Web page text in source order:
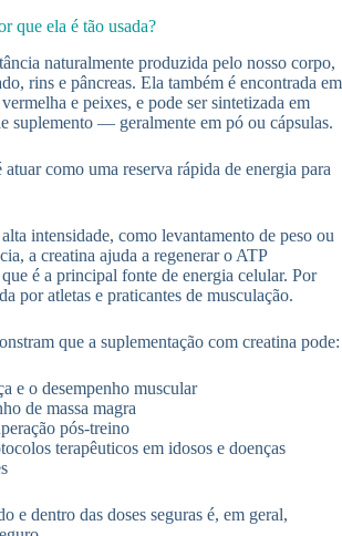
que ela é tão usada?
naturalmente produzida pelo nosso corpo,
rins e pâncreas. Ela também é encontrada em
e peixes, e pode ser sintetizada em
suplemento — geralmente em pó ou cápsulas.
como uma reserva rápida de energia para
intensidade, como levantamento de peso ou
a creatina ajuda a regenerar o ATP
é a principal fonte de energia celular. Por
por atletas e praticantes de musculação.
que a suplementação com creatina pode:
e o desempenho muscular
de massa magra
pós-treino
terapêuticos em idosos e doenças
e dentro das doses seguras é, em geral,